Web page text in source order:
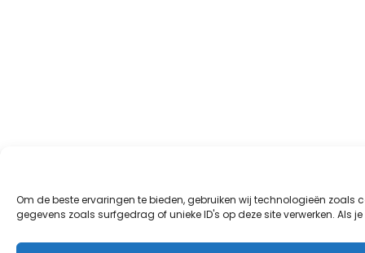
Om de beste ervaringen te bieden, gebruiken wij technologieën
gegevens zoals surfgedrag of unieke ID's op deze site verwerken.